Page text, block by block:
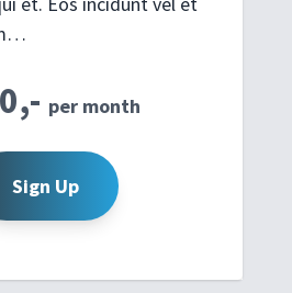
per month
Sign Up